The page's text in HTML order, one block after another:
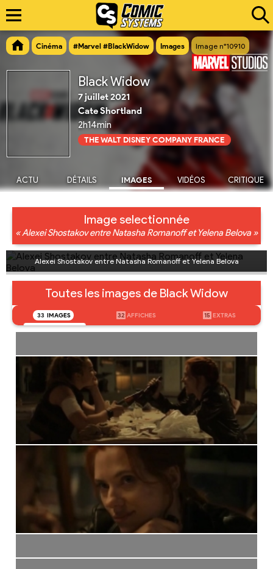
Cinéma #Marvel #BlackWidow Images Image n°10910
Black Widow
7 juillet 2021
Cate Shortland
2h14min
THE WALT DISNEY COMPANY FRANCE
ACTU DÉTAILS IMAGES VIDÉOS CRITIQUE
Image selectionnée
« Alexei Shostakov entre Natasha Romanoff et Yelena Belova »
Alexei Shostakov entre Natasha Romanoff et Yelena Belova
Toutes les images de Black Widow
33 IMAGES 32 AFFICHES 15 EXTRAS